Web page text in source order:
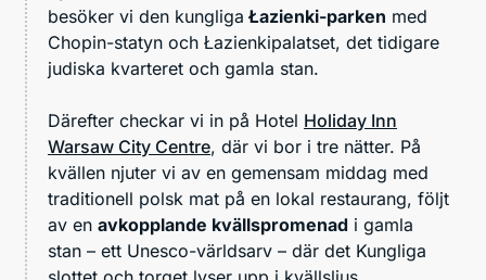
besöker vi den kungliga Łazienki-parken med
Chopin-statyn och Łazienkipalatset, det tidigare
judiska kvarteret och gamla stan.
Därefter checkar vi in på Hotel Holiday Inn
Warsaw City Centre, där vi bor i tre nätter. På
kvällen njuter vi av en gemensam middag med
traditionell polsk mat på en lokal restaurang, följt
av en avkopplande kvällspromenad i gamla
stan – ett Unesco-världsarv – där det Kungliga